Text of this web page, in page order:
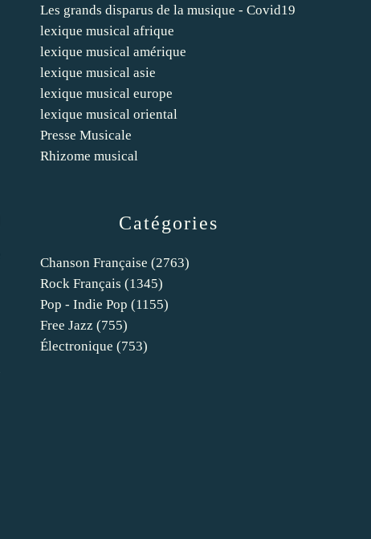
Catégories
Chanson Française (2763)
Rock Français (1345)
Pop - Indie Pop (1155)
Free Jazz (755)
Électronique (753)
Les grands disparus de la musique - Covid19
lexique musical afrique
lexique musical amérique
lexique musical asie
lexique musical europe
lexique musical oriental
Presse Musicale
Rhizome musical